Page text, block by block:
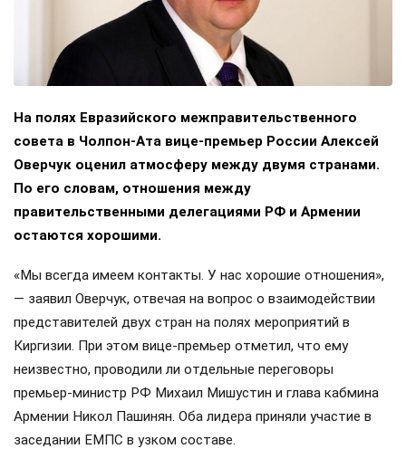
На полях Евразийского межправительственного
совета в Чолпон-Ата вице-премьер России Алексей
Оверчук оценил атмосферу между двумя странами.
По его словам, отношения между
правительственными делегациями РФ и Армении
остаются хорошими.
«Мы всегда имеем контакты. У нас хорошие отношения»,
— заявил Оверчук, отвечая на вопрос о взаимодействии
представителей двух стран на полях мероприятий в
Киргизии. При этом вице-премьер отметил, что ему
неизвестно, проводили ли отдельные переговоры
премьер-министр РФ Михаил Мишустин и глава кабмина
Армении Никол Пашинян. Оба лидера приняли участие в
заседании ЕМПС в узком составе.